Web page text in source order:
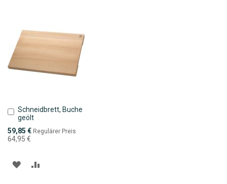
HINZUFÜGEN
HINZUFÜGEN
Schneidbrett, Buche
geölt
Sonderpreis
59,85 € Regulärer Preis
64,95 €
In
den
Warenkorb
ZUR